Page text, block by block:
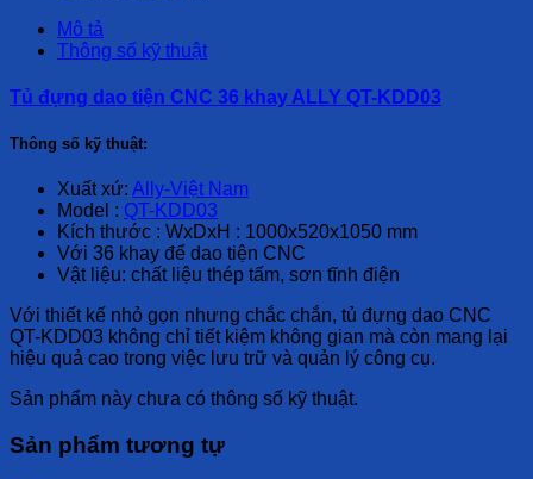
Mô tả
Thông số kỹ thuật
Tủ đựng dao tiện CNC 36 khay ALLY QT-KDD03
Thông số kỹ thuật:
Xuất xứ: Ally-Việt Nam
Model : QT-KDD03
Kích thước : WxDxH : 1000x520x1050 mm
Với 36 khay để dao tiện CNC
Vật liệu: chất liệu thép tấm, sơn tĩnh điện
Với thiết kế nhỏ gọn nhưng chắc chắn, tủ đựng dao CNC
QT-KDD03 không chỉ tiết kiệm không gian mà còn mang lại
hiệu quả cao trong việc lưu trữ và quản lý công cụ.
Sản phẩm này chưa có thông số kỹ thuật.
Sản phẩm tương tự